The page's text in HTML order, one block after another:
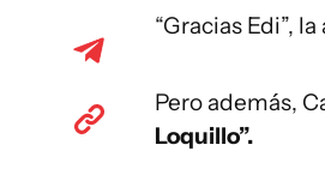
“Gracias Edi”,
Pero además,
Loquillo”.